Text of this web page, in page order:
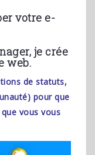
votre e-
je crée
web.
de statuts,
pour que
vous vous